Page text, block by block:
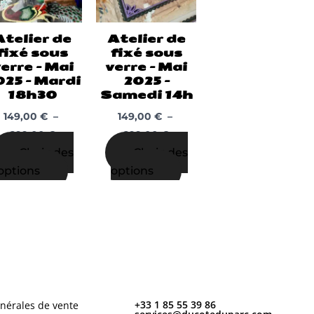
de
sous
– Mai
– Mardi
18h30
149,00€ –
299,00€
Choix des
variations.
Les
options
peuvent
être
choisies
la
page
Atelier de
fixé sous
verre – Mai
2025 –
Samedi 14h
149,00 € –
299,00€
Choix des
options
variations.
Les
options
peuvent
choisies
la
page
de vente +33 1 85 55 39 86